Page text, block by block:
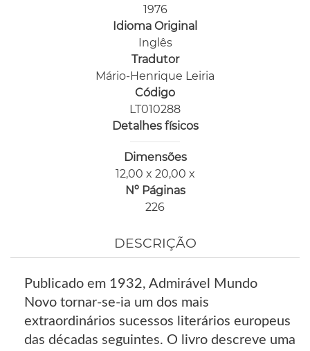
1976
Idioma Original
Inglês
Tradutor
Mário-Henrique Leiria
Código
LT010288
Detalhes físicos
Dimensões
12,00 x 20,00 x
Nº Páginas
226
DESCRIÇÃO
Publicado em 1932, Admirável Mundo
Novo tornar-se-ia um dos mais
extraordinários sucessos literários europeus
das décadas seguintes. O livro descreve uma